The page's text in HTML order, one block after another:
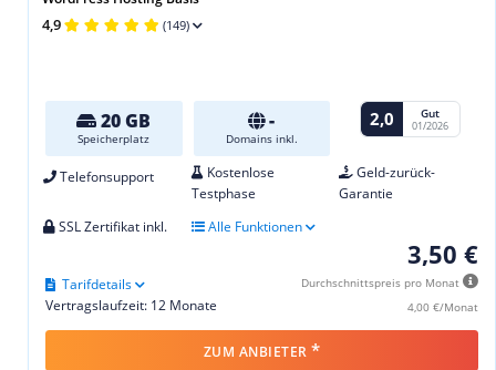
4,9 (149)
20 GB
Speicherplatz
-
Domains inkl.
2,0 Gut
01/2026
Telefonsupport
Kostenlose
Testphase
Geld-zurück-
Garantie
SSL Zertifikat inkl.
Alle Funktionen
3,50 €
Durchschnittspreis pro Monat
4,00 €/Monat
Vertragslaufzeit: 12 Monate
Tarifdetails
ZUM ANBIETER *